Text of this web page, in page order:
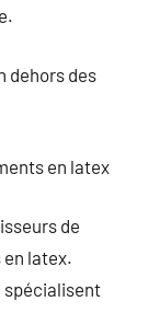
dehors des
en latex
de
latex.
spécialisent